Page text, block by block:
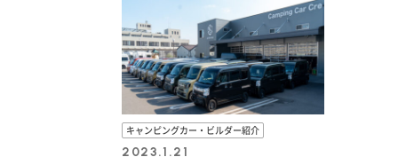
キャンピングカー・ビルダー紹介
2023.1.21